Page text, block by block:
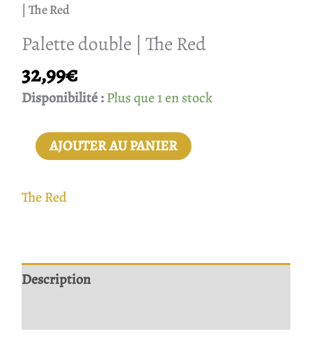
| The Red
Palette double | The Red
32,99€
Disponibilité :Plus que 1 en stock
AJOUTER AU PANIER
The Red
Description